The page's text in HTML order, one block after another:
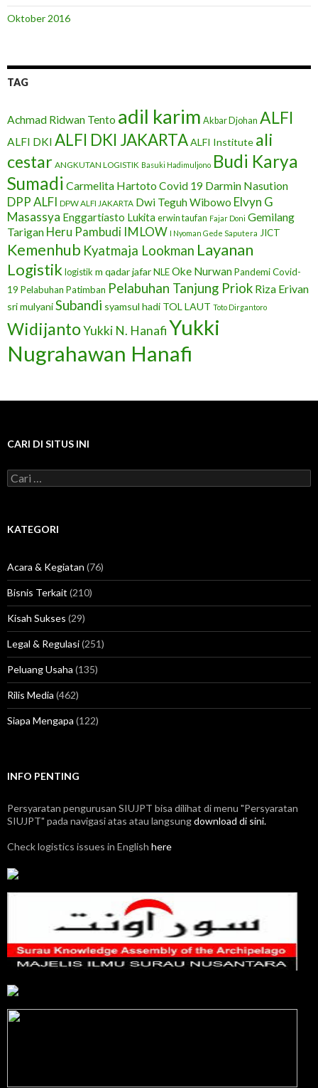
Oktober 2016
TAG
Achmad Ridwan Tento adil karim Akbar Djohan ALFI
ALFI DKI ALFI DKI JAKARTAALFI Institute ali
cestar ANGKUTAN LOGISTIK Basuki Hadimuljono Budi Karya
Sumadi Carmelita HartotoCovid 19 Darmin Nasution
DPP ALFI DPW ALFI JAKARTA Dwi Teguh Wibowo Elvyn G
Masassya Enggartiasto Lukita erwin taufan Fajar Doni Gemilang
Tarigan Heru Pambudi IMLOW I Nyoman Gede Saputera JICT
Kemenhub Kyatmaja Lookman Layanan
Logistik logistik m qadar jafarNLEOke NurwanPandemi Covid-
19 Pelabuhan Patimban Pelabuhan Tanjung Priok Riza Erivan
sri mulyaniSubandi syamsul hadi TOL LAUT Toto Dirgantoro
WidijantoYukki N. HanafiYukki
Nugrahawan Hanafi
CARI DI SITUS INI
C
a
u
u
k
:
KATEGORI
Acara & Kegiatan (76)
Bisnis Terkait (210)
Kisah Sukses (29)
Legal & Regulasi(251)
Peluang Usaha (135)
Rilis Media (462)
Siapa Mengapa (122)
INFO PENTING
Persyaratan pengurusan SIUJPT bisa dilihat di menu "Persyaratan
SIUJPT" pada navigasi atas atau langsungdownload di sini.
Check logistics issues in English here